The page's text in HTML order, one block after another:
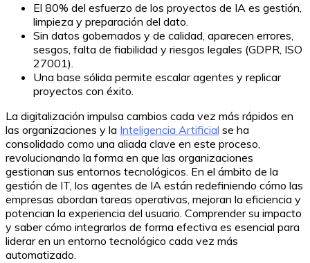
El 80% del esfuerzo de los proyectos de IA es gestión,
limpieza y preparación del dato.
Sin datos gobernados y de calidad, aparecen errores,
sesgos, falta de fiabilidad y riesgos legales (GDPR, ISO
27001).
Una base sólida permite escalar agentes y replicar
proyectos con éxito.
La digitalización impulsa cambios cada vez más rápidos en
las organizaciones y la Inteligencia Artificial se ha
consolidado como una aliada clave en este proceso,
revolucionando la forma en que las organizaciones
gestionan sus entornos tecnológicos. En el ámbito de la
gestión de IT, los agentes de IA están redefiniendo cómo las
empresas abordan tareas operativas, mejoran la eficiencia y
potencian la experiencia del usuario. Comprender su impacto
y saber cómo integrarlos de forma efectiva es esencial para
liderar en un entorno tecnológico cada vez más
automatizado.